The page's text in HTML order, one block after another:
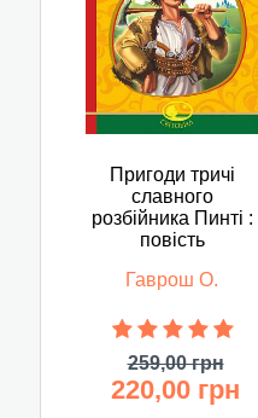
Пригоди тричі
славного
розбійника Пинті :
повість
Гаврош О.
259,00 грн
220,00 грн